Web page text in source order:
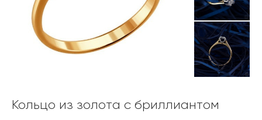
Кольцо из золота с бриллиантом